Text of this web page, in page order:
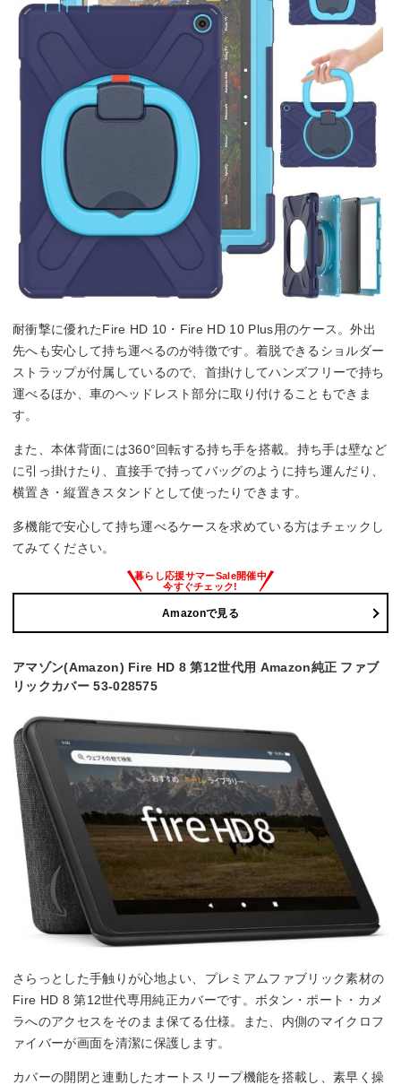
耐衝撃に優れたFire HD 10・Fire HD 10 Plus用のケース。外出
先へも安心して持ち運べるのが特徴です。着脱できるショルダー
ストラップが付属しているので、首掛けしてハンズフリーで持ち
運べるほか、車のヘッドレスト部分に取り付けることもできま
す。
また、本体背面には360°回転する持ち手を搭載。持ち手は壁など
に引っ掛けたり、直接手で持ってバッグのように持ち運んだり、
横置き・縦置きスタンドとして使ったりできます。
多機能で安心して持ち運べるケースを求めている方はチェックし
てみてください。
Amazonで見る
アマゾン(Amazon) Fire HD 8 第12世代用 Amazon純正 ファブ
リックカバー 53-028575
さらっとした手触りが心地よい、プレミアムファブリック素材の
Fire HD 8 第12世代専用純正カバーです。ボタン・ポート・カメ
ラへのアクセスをそのまま保てる仕様。また、内側のマイクロフ
ァイバーが画面を清潔に保護します。
カバーの開閉と連動したオートスリープ機能を搭載し、素早く操